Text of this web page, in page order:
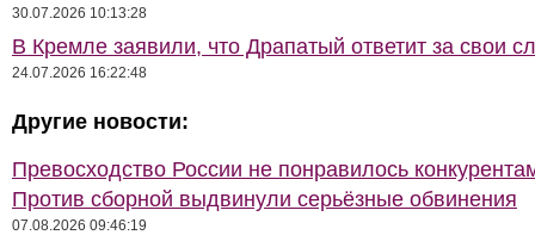
30.07.2026 10:13:28
В Кремле заявили, что Драпатый ответит за свои
24.07.2026 16:22:48
Другие новости:
Превосходство России не понравилось
Против сборной выдвинули серьёзные обвинения
07.08.2026 09:46:19